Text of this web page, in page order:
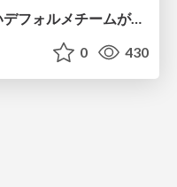
【CEDEC2026】専門性の高いデフォルメチームが挑んだ人材育成戦略 〜Cygames Academiaの企画から実施まで〜
0 430